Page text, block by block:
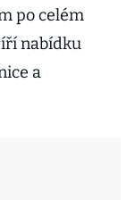
po celém
nabídku
a